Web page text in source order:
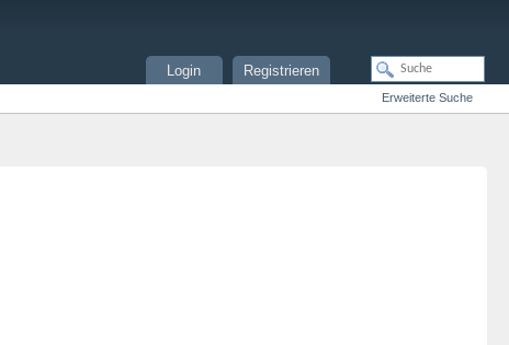
Registrieren
Login
Erweiterte Suche